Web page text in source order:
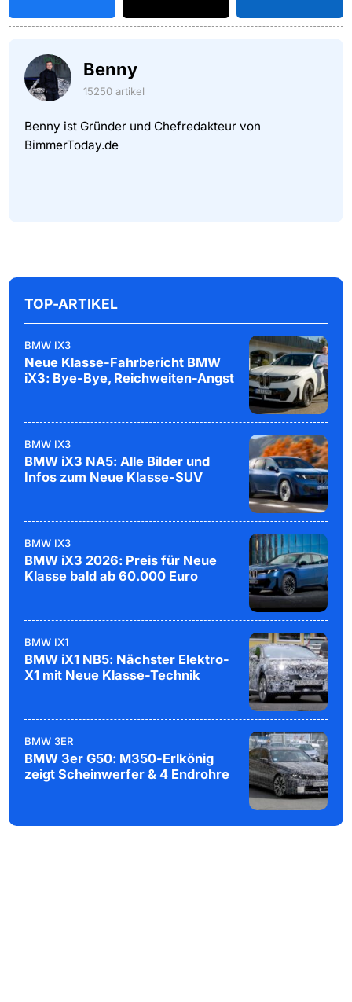
Benny
15250 artikel
Benny ist Gründer und Chefredakteur von
BimmerToday.de
TOP-ARTIKEL
BMW IX3
Neue Klasse-Fahrbericht BMW
iX3: Bye-Bye, Reichweiten-Angst
BMW IX3
BMW iX3 NA5: Alle Bilder und
Infos zum Neue Klasse-SUV
BMW IX3
BMW iX3 2026: Preis für Neue
Klasse bald ab 60.000 Euro
BMW IX1
BMW iX1 NB5: Nächster Elektro-
X1 mit Neue Klasse-Technik
BMW 3ER
BMW 3er G50: M350-Erlkönig
zeigt Scheinwerfer & 4 Endrohre